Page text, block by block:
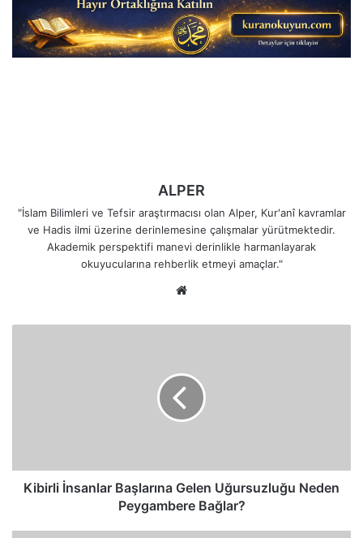
ALPER
"İslam Bilimleri ve Tefsir araştırmacısı olan Alper, Kur'anî kavramlar
ve Hadis ilmi üzerine derinlemesine çalışmalar yürütmektedir.
Akademik perspektifi manevi derinlikle harmanlayarak
okuyucularına rehberlik etmeyi amaçlar."
Kibirli İnsanlar Başlarına Gelen Uğursuzluğu Neden
Peygambere Bağlar?